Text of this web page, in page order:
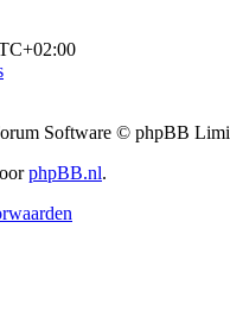
Software © phpBB
phpBB.nl.